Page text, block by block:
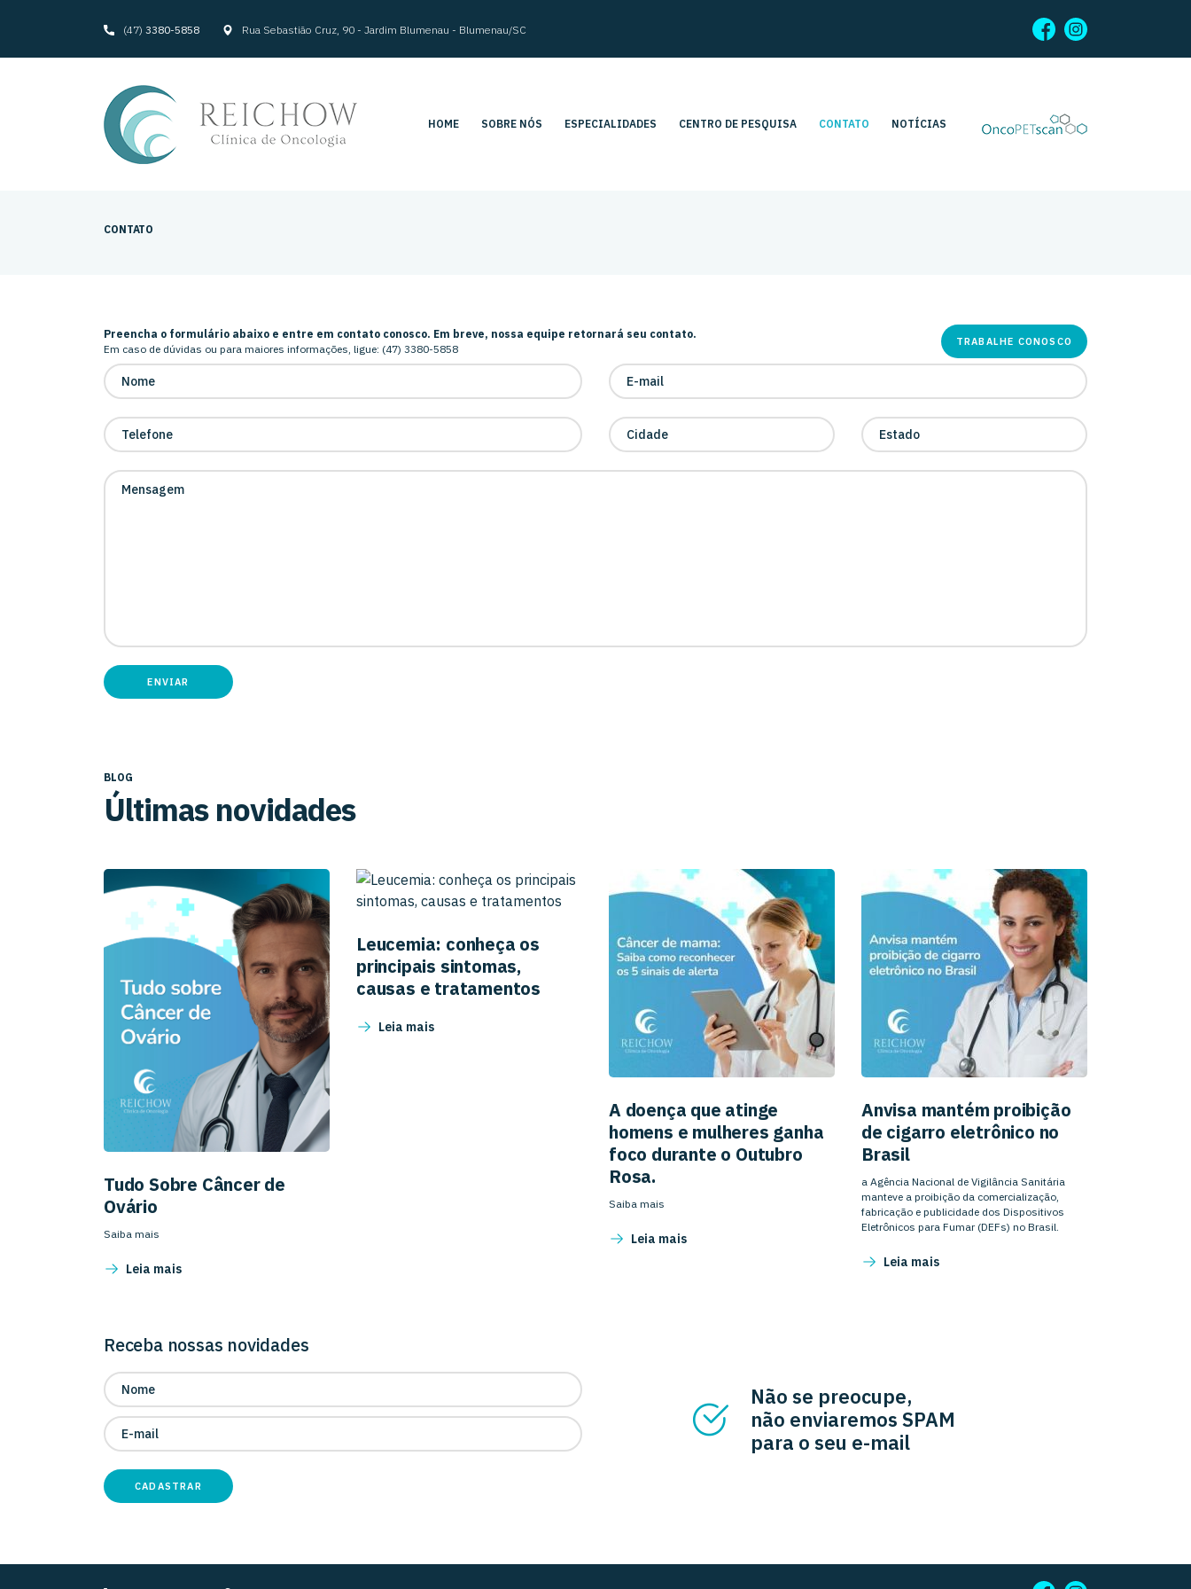
(47) 3380-5858 Rua Sebastião Cruz, 90 - Jardim Blumenau - Blumenau/SC
HOME SOBRE NÓS ESPECIALIDADES CENTRO DE PESQUISA CONTATO NOTÍCIAS
CONTATO
TRABALHE CONOSCO
Preencha o formulário abaixo e entre em contato conosco. Em breve, nossa equipe retornará seu contato.
Em caso de dúvidas ou para maiores informações, ligue: (47) 3380-5858
ENVIAR
BLOG
Últimas novidades
Tudo Sobre Câncer de
Ovário
Saiba mais
Leia mais
Leucemia: conheça os
principais sintomas,
causas e tratamentos
Leia mais
A doença que atinge
homens e mulheres ganha
foco durante o Outubro
Rosa.
Saiba mais
Leia mais
Anvisa mantém proibição
de cigarro eletrônico no
Brasil
a Agência Nacional de Vigilância Sanitária
manteve a proibição da comercialização,
fabricação e publicidade dos Dispositivos
Eletrônicos para Fumar (DEFs) no Brasil.
Leia mais
Receba nossas novidades
CADASTRAR
Não se preocupe,
não enviaremos SPAM
para o seu e-mail